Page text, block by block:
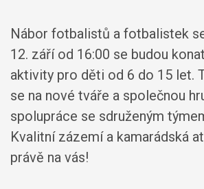
Nábor fotbalistů a fotbalistek
12. září od 16:00 se budou
aktivity pro děti od 6 do 15 let.
se na nové tváře a společnou
spolupráce se sdruženým
Kvalitní zázemí a kamarádská
právě na vás!